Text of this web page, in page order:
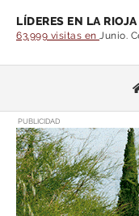
LÍDERES EN LA RIOJA
63.999 visitas en Junio.
PUBLICIDAD